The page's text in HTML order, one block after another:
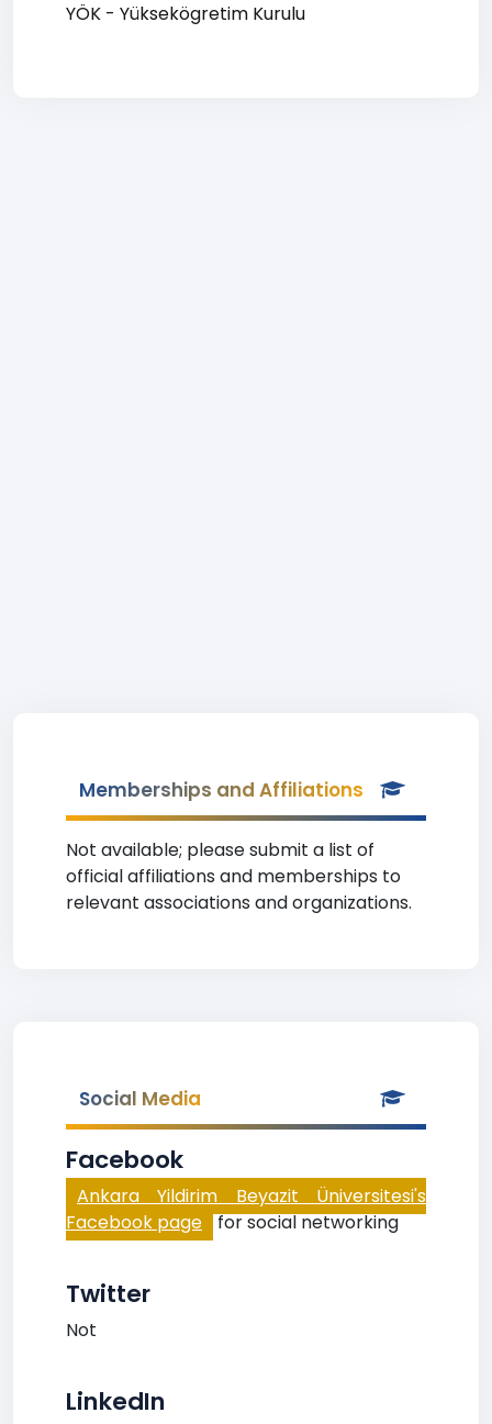
YÖK - Yüksekögretim Kurulu
Memberships and Affiliations
Not available; please submit a list of
official affiliations and memberships to
relevant associations and organizations.
Social Media
Facebook
Ankara Yildirim Beyazit Üniversitesi's
Facebook page for social networking
Twitter
Not
LinkedIn